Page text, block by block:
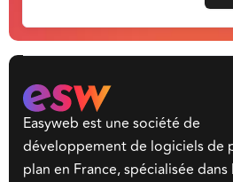
Easyweb est une société de
développement de logiciels de
plan en France, spécialisée dans